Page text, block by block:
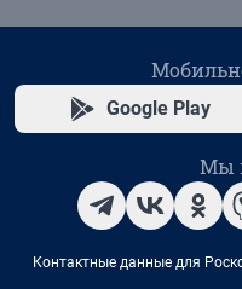
Google Play
Мы
Контактные данные для